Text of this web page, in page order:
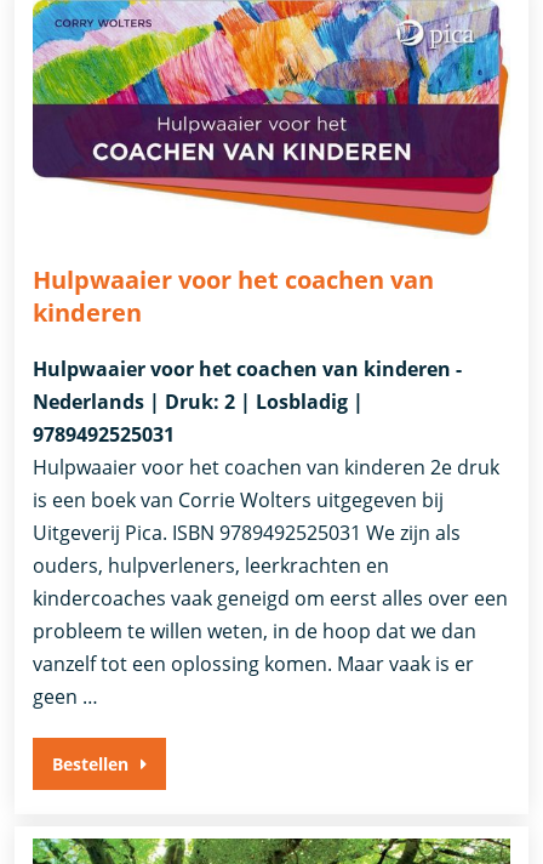
Hulpwaaier voor het coachen van
kinderen
Hulpwaaier voor het coachen van kinderen -
Nederlands | Druk: 2 | Losbladig |
9789492525031
Hulpwaaier voor het coachen van kinderen 2e druk
is een boek van Corrie Wolters uitgegeven bij
Uitgeverij Pica. ISBN 9789492525031 We zijn als
ouders, hulpverleners, leerkrachten en
kindercoaches vaak geneigd om eerst alles over een
probleem te willen weten, in de hoop dat we dan
vanzelf tot een oplossing komen. Maar vaak is er
geen …
Bestellen